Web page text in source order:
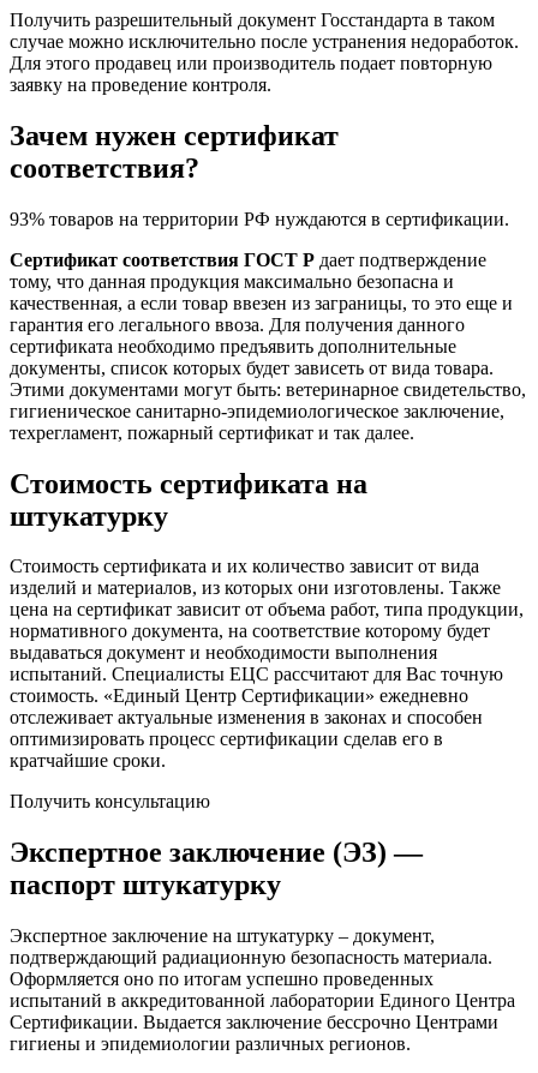
Получить разрешительный документ Госстандарта в таком
случае можно исключительно после устранения недоработок.
Для этого продавец или производитель подает повторную
заявку на проведение контроля.
Зачем нужен сертификат
соответствия?
93% товаров на территории РФ нуждаются в сертификации.
Сертификат соответствия ГОСТ Р дает подтверждение
тому, что данная продукция максимально безопасна и
качественная, а если товар ввезен из заграницы, то это еще и
гарантия его легального ввоза. Для получения данного
сертификата необходимо предъявить дополнительные
документы, список которых будет зависеть от вида товара.
Этими документами могут быть: ветеринарное свидетельство,
гигиеническое санитарно-эпидемиологическое заключение,
техрегламент, пожарный сертификат и так далее.
Стоимость сертификата на
штукатурку
Стоимость сертификата и их количество зависит от вида
изделий и материалов, из которых они изготовлены. Также
цена на сертификат зависит от объема работ, типа продукции,
нормативного документа, на соответствие которому будет
выдаваться документ и необходимости выполнения
испытаний. Специалисты ЕЦС рассчитают для Вас точную
стоимость. «Единый Центр Сертификации» ежедневно
отслеживает актуальные изменения в законах и способен
оптимизировать процесс сертификации сделав его в
кратчайшие сроки.
Получить консультацию
Экспертное заключение (ЭЗ) —
паспорт штукатурку
Экспертное заключение на штукатурку – документ,
подтверждающий радиационную безопасность материала.
Оформляется оно по итогам успешно проведенных
испытаний в аккредитованной лаборатории Единого Центра
Сертификации. Выдается заключение бессрочно Центрами
гигиены и эпидемиологии различных регионов.